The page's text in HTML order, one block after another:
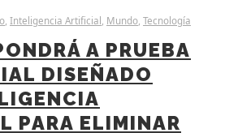
Inteligencia Artificial Mundo Tecnología
A PRUEBA
DISEÑADO
PARA ELIMINAR